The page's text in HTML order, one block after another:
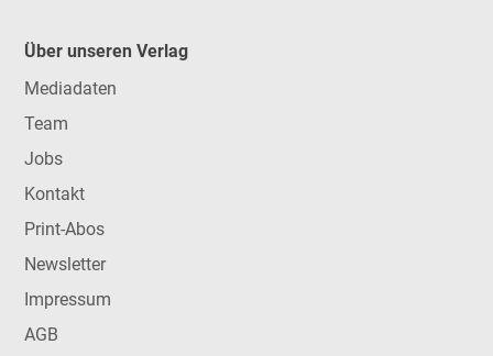
Über unseren Verlag
Mediadaten
Team
Jobs
Kontakt
Print-Abos
Newsletter
Impressum
AGB